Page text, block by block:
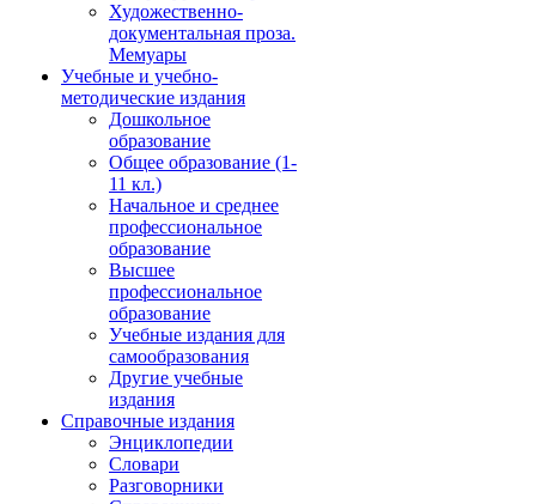
Художественно-
документальная проза.
Мемуары
Учебные и учебно-
методические издания
Дошкольное
образование
Общее образование (1-
11 кл.)
Начальное и среднее
профессиональное
образование
Высшее
профессиональное
образование
Учебные издания для
самообразования
Другие учебные
издания
Справочные издания
Энциклопедии
Словари
Разговорники